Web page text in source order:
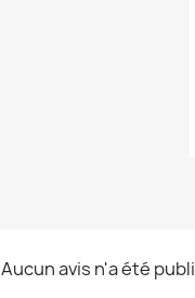
Aucun avis n'a été